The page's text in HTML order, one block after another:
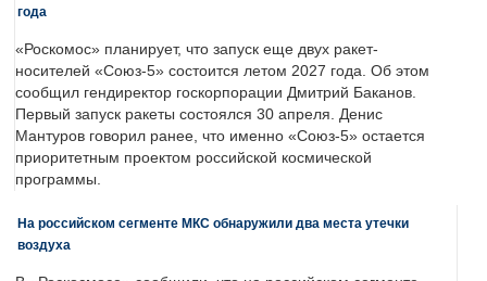
года
«Роскомос» планирует, что запуск еще двух ракет-
носителей «Союз-5» состоится летом 2027 года. Об этом
сообщил гендиректор госкорпорации Дмитрий Баканов.
Первый запуск ракеты состоялся 30 апреля. Денис
Мантуров говорил ранее, что именно «Союз-5» остается
приоритетным проектом российской космической
программы.
На российском сегменте МКС обнаружили два места утечки
воздуха